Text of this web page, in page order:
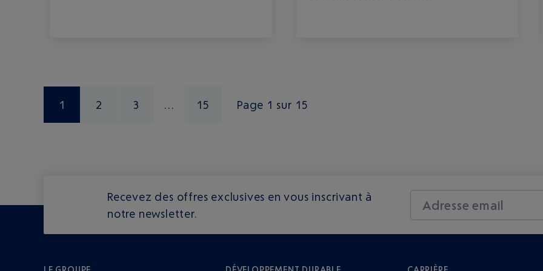
1 2 3 15 Page 1 sur 15
Recevez des offres exclusives en vous inscrivant à
notre newsletter.
Adresse email